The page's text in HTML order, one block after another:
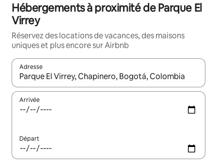
Hébergements à proximité de Parque El
Virrey
Réservez des locations de vacances, des maisons
uniques et plus encore sur Airbnb
Adresse
Lorsque les résultats s'affichent, utilisez les flèches vers le
Arrivée
Départ